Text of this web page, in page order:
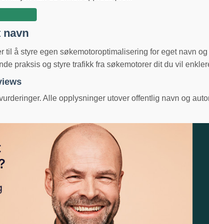
navn
til å styre egen søkemotoroptimalisering for eget navn
praksis og styre trafikk fra søkemotorer dit du vil
Alle opplysninger utover offentlig navn og